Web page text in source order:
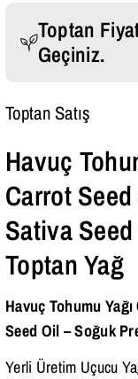
Toptan
Geçiniz.
Toptan Satış
Havuç
Carrot
Sativa
Toptan Yağ
Havuç Tohumu
Seed Oil – Soğuk
Yerli Üretim Uçucu